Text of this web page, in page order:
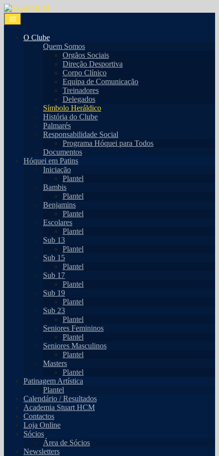
O Clube
Quem Somos
Orgãos Sociais
Direção Desportiva
Corpo Clínico
Equipa de Comunicação
Treinadores
Delegados
Símbolo Heráldico
História do Clube
Palmarés
Responsabilidade Social
Programa Hóquei para Todos
Documentos
Hóquei em Patins
Iniciação
Plantel
Bambis
Plantel
Benjamins
Plantel
Escolares
Plantel
Sub 13
Plantel
Sub 15
Plantel
Sub 17
Plantel
Sub 19
Plantel
Sub 23
Plantel
Seniores Femininos
Plantel
Seniores Masculinos
Plantel
Masters
Plantel
Patinagem Artística
Plantel
Calendário / Resultados
Academia Stuart HCM
Contactos
Loja Online
Sócios
Área de Sócios
Newsletters